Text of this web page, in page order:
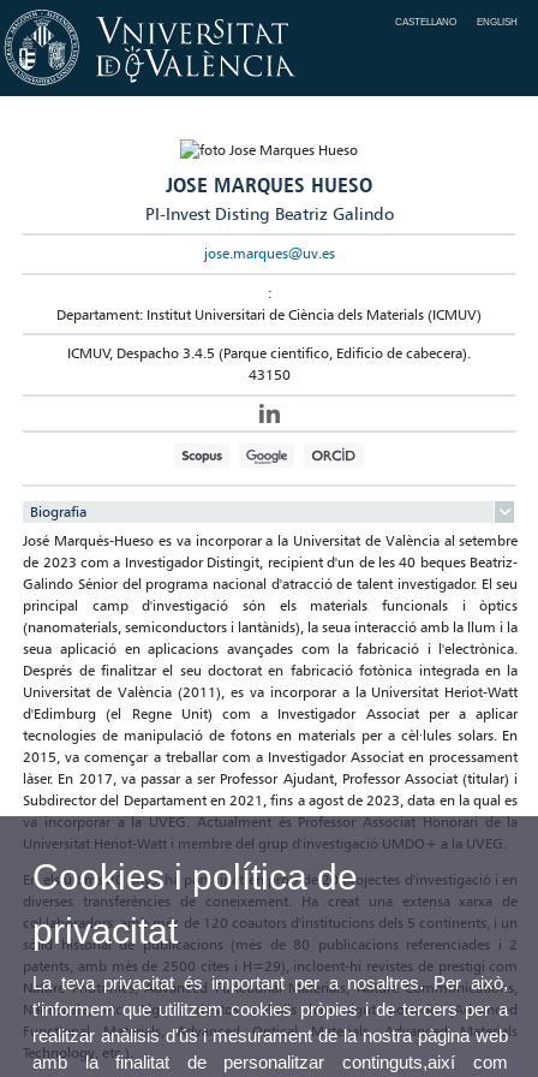
CASTELLANO ENGLISH
JOSE MARQUES HUESO
PI-Invest Disting Beatriz Galindo
jose.marques@uv.es
:
Departament: Institut Universitari de Ciència dels Materials (ICMUV)
ICMUV, Despacho 3.4.5 (Parque cientifico, Edificio de cabecera).
43150
Biografia
José Marqués-Hueso es va incorporar a la Universitat de València al setembre
de 2023 com a Investigador Distingit, recipient d'un de les 40 beques Beatriz-
Galindo Sénior del programa nacional d'atracció de talent investigador. El seu
principal camp d'investigació són els materials funcionals i òptics
(nanomaterials, semiconductors i lantànids), la seua interacció amb la llum i la
seua aplicació en aplicacions avançades com la fabricació i l'electrònica.
Després de finalitzar el seu doctorat en fabricació fotònica integrada en la
Universitat de València (2011), es va incorporar a la Universitat Heriot-Watt
d'Edimburg (el Regne Unit) com a Investigador Associat per a aplicar
tecnologies de manipulació de fotons en materials per a cèl·lules solars. En
2015, va començar a treballar com a Investigador Associat en processament
làser. En 2017, va passar a ser Professor Ajudant, Professor Associat (titular) i
Subdirector del Departament en 2021, fins a agost de 2023, data en la qual es
va incorporar a la UVEG. Actualment és Professor Associat Honorari de la
Universitat Heriot-Watt i membre del grup d'investigació UMDO+ a la UVEG.
En els últims 20 anys, ha participat en prop de 20 projectes d'investigació i en
diverses transferències de coneixement. Ha creat una extensa xarxa de
col·laboradors, amb més de 120 coautors d'institucions dels 5 continents, i un
sòlid historial de publicacions (més de 80 publicacions referenciades i 2
patents, amb més de 2500 cites i H=29), incloent-hi revistes de prestigi com
Nature Photonics, Advanced Functional Materials, Nature Communications,
Nanoscale, etc. Alguns d'estos treballs han sigut portada (Advanced
Functional Materials, Advanced Optical Materials, Advanced Materials
Technology, etc.).
Cookies i política de
privacitat
La teva privacitat és important per a nosaltres. Per això,
t'informem que utilitzem cookies pròpies i de tercers per a
realitzar anàlisis d'ús i mesurament de la nostra pàgina web
amb la finalitat de personalitzar continguts,així com